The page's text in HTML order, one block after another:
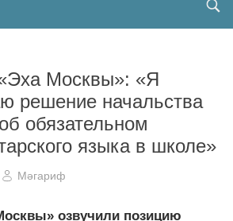
Москвы»: «Я
решение начальства
обязательном
языка в школе»
Мәгариф
озвучили позицию